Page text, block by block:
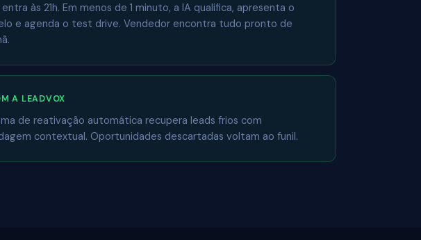
às 21h. Em menos de 1 minuto, a IA qualifica, apresenta o
e agenda o test drive. Vendedor encontra tudo pronto de
A LEADVOX
de reativação automática recupera leads frios com
contextual. Oportunidades descartadas voltam ao funil.